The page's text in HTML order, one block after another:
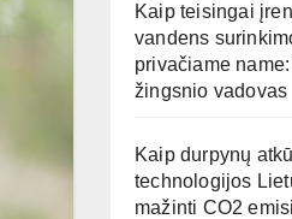
Kaip teisingai
vandens
privačiame
žingsnio vadovas
Kaip durpynų
technologijos
mažinti CO2